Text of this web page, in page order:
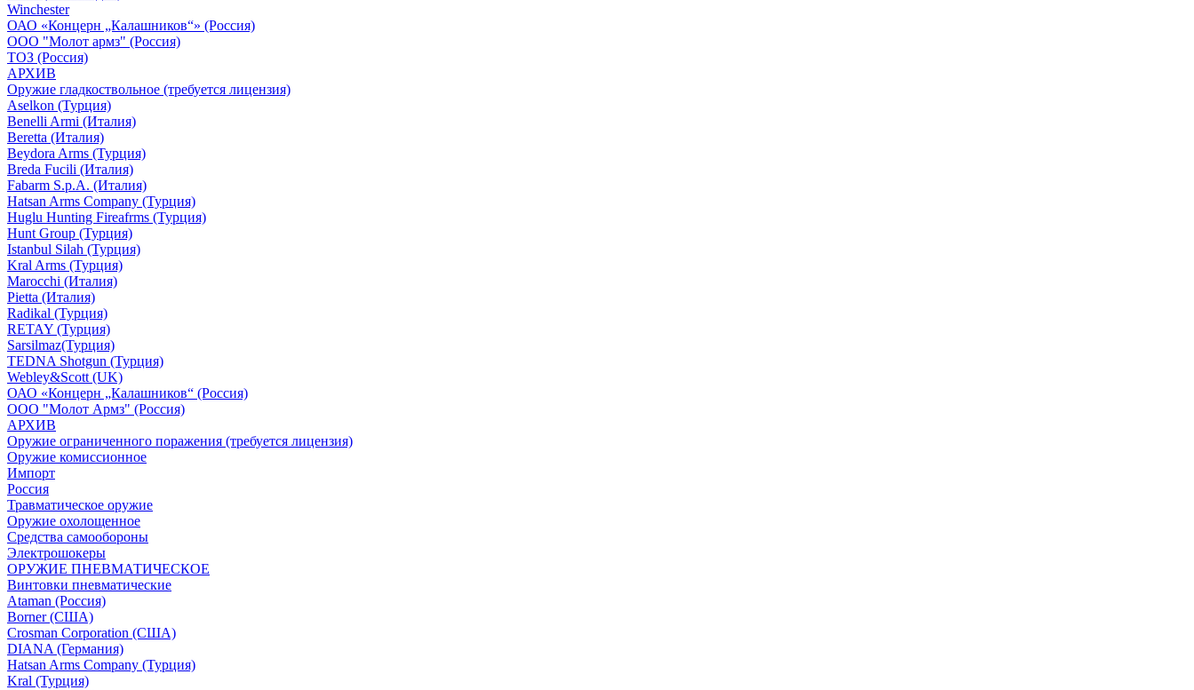
Winchester
ОАО «Концерн „Калашников“» (Россия)
ООО "Молот армз" (Россия)
ТОЗ (Россия)
АРХИВ
Оружие гладкоствольное (требуется лицензия)
Aselkon (Турция)
Benelli Armi (Италия)
Beretta (Италия)
Beydora Arms (Турция)
Breda Fucili (Италия)
Fabarm S.p.A. (Италия)
Hatsan Arms Company (Турция)
Huglu Hunting Fireafrms (Турция)
Hunt Group (Турция)
Istanbul Silah (Турция)
Kral Arms (Турция)
Marocchi (Италия)
Pietta (Италия)
Radikal (Турция)
RETAY (Турция)
Sarsilmaz(Турция)
TEDNA Shotgun (Турция)
Webley&Scott (UK)
ОАО «Концерн „Калашников“ (Россия)
ООО "Молот Армз" (Россия)
АРХИВ
Оружие ограниченного поражения (требуется лицензия)
Оружие комиссионное
Импорт
Россия
Травматическое оружие
Оружие охолощенное
Средства самообороны
Электрошокеры
ОРУЖИЕ ПНЕВМАТИЧЕСКОЕ
Винтовки пневматические
Ataman (Россия)
Borner (США)
Crosman Corporation (США)
DIANA (Германия)
Hatsan Arms Company (Турция)
Kral (Турция)